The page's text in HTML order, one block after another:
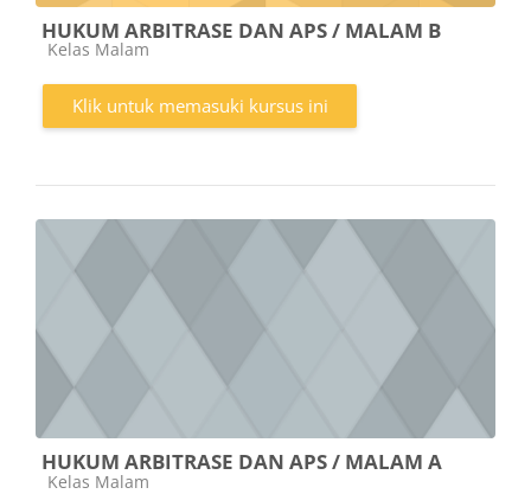
HUKUM ARBITRASE DAN APS / MALAM B
Kategori kursus
Kelas Malam
Klik untuk memasuki kursus ini
HUKUM ARBITRASE DAN APS / MALAM A
Kategori kursus
Kelas Malam